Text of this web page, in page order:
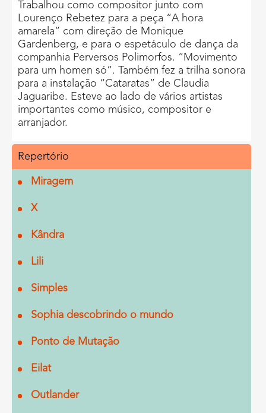
Trabalhou como compositor junto com
Lourenço Rebetez para a peça “A hora
amarela” com direção de Monique
Gardenberg, e para o espetáculo de dança da
companhia Perversos Polimorfos. “Movimento
para um homen só”. Também fez a trilha sonora
para a instalação “Cataratas” de Claudia
Jaguaribe. Esteve ao lado de vários artistas
importantes como músico, compositor e
arranjador.
Repertório
Miragem
X
Kândra
Lili
Simples
Sophia descobrindo o mundo
Ponto de Mutação
Eilat
Outlander